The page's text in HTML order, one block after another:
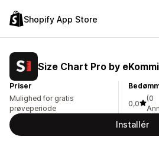
Shopify App Store
Size Chart Pro by
Priser
Mulighed for gratis
prøveperiode
0,0
(0
Installér